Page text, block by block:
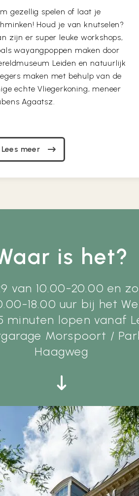
gezellig spelen of laat je
Houd je van knutselen?
zijn er super leuke workshops,
wayangpoppen maken door
Leiden en natuurlijk
maken met behulp van de
echte Vliegerkoning, meneer
Agaatsz.
Lees meer
is het?
van 10.00-20.00 en
18.00 uur bij het
minuten lopen vanaf
Morspoort /
Haagweg